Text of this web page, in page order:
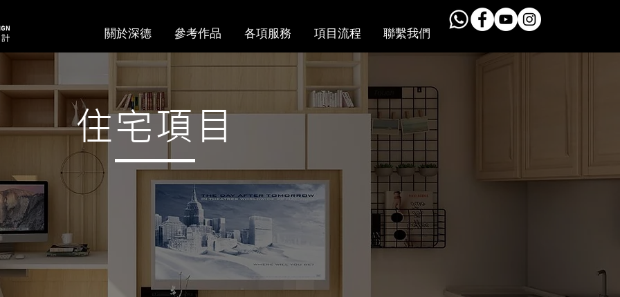
關於深德 參考作品 各項服務 項目流程 聯繫我們
住宅項目